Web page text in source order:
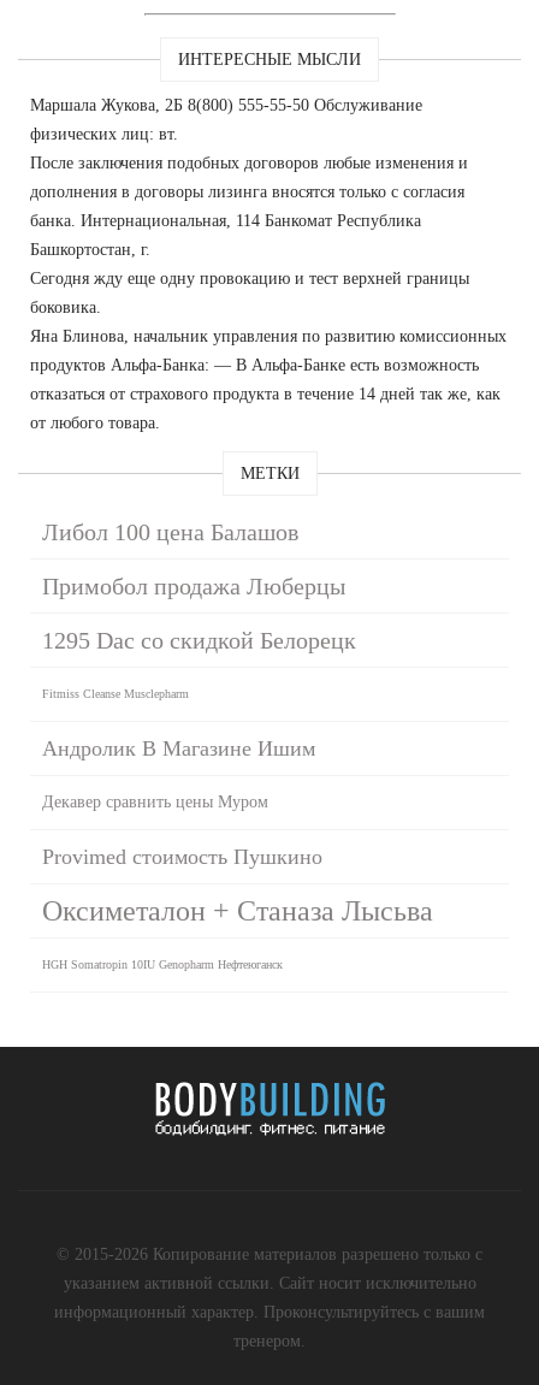
ИНТЕРЕСНЫЕ МЫСЛИ
Маршала Жукова, 2Б 8(800) 555-55-50 Обслуживание
физических лиц: вт.
После заключения подобных договоров любые изменения и
дополнения в договоры лизинга вносятся только с согласия
банка. Интернациональная, 114 Банкомат Республика
Башкортостан, г.
Сегодня жду еще одну провокацию и тест верхней границы
боковика.
Яна Блинова, начальник управления по развитию комиссионных
продуктов Альфа-Банка: — В Альфа-Банке есть возможность
отказаться от страхового продукта в течение 14 дней так же, как
от любого товара.
МЕТКИ
Либол 100 цена Балашов
Примобол продажа Люберцы
1295 Dac со скидкой Белорецк
Fitmiss Cleanse Musclepharm
Андролик В Магазине Ишим
Декавер сравнить цены Муром
Provimed стоимость Пушкино
Оксиметалон + Станаза Лысьва
HGH Somatropin 10IU Genopharm Нефтеюганск
© 2015-2026 Копирование материалов разрешено только с
указанием активной ссылки. Сайт носит исключительно
информационный характер. Проконсультируйтесь с вашим
тренером.